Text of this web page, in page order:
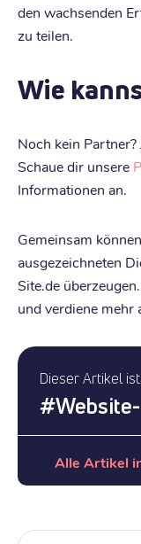
den wachsenden
zu teilen.
Wie
Noch kein
Schaue dir unsere
Informationen an.
Gemeinsam
ausgezeichneten
Site.de
und verdiene mehr
Dieser Artikel
#
Alle Artikel